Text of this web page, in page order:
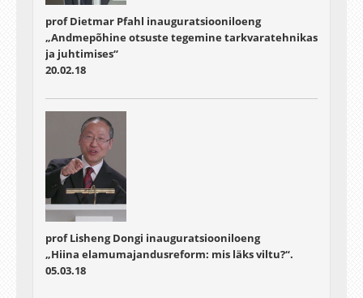
prof Dietmar Pfahl inauguratsiooniloeng
„Andmepõhine otsuste tegemine tarkvaratehnikas
ja juhtimises“
20.02.18
prof Lisheng Dongi inauguratsiooniloeng
„Hiina elamumajandusreform: mis läks viltu?“.
05.03.18